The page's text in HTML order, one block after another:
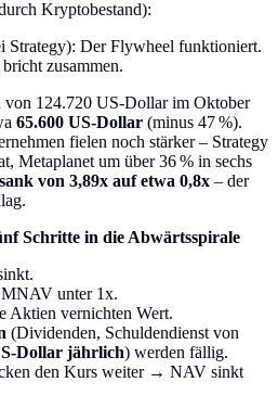
Kryptobestand):
Strategy): Der Flywheel funktioniert.
zusammen.
von 124.720 US-Dollar im Oktober
65.600 US-Dollar (minus 47 %).
fielen noch stärker – Strategy
Metaplanet um über 36 % in sechs
von 3,89x auf etwa 0,8x – der
Schritte in die Abwärtsspirale
unter 1x.
Aktien vernichten Wert.
(Dividenden, Schuldendienst von
Dollar jährlich) werden fällig.
den Kurs weiter → NAV sinkt